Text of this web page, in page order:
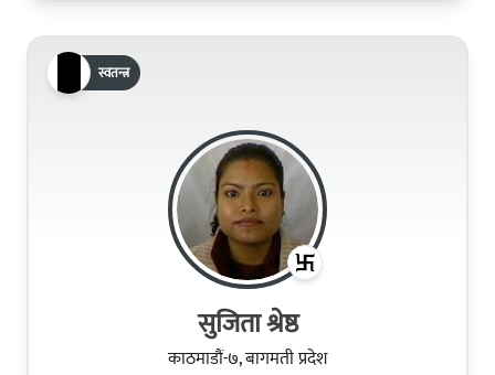
स्वतन्त्र
सुजिता श्रेष्ठ
काठमाडौं-७, बागमती प्रदेश